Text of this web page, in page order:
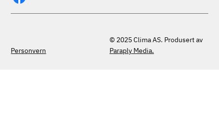
Personvern
© 2025 Clima AS. Produsert av
Paraply Media.